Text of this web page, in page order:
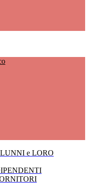
e LORO